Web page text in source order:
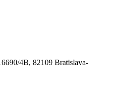
4B, 82109 Bratislava-